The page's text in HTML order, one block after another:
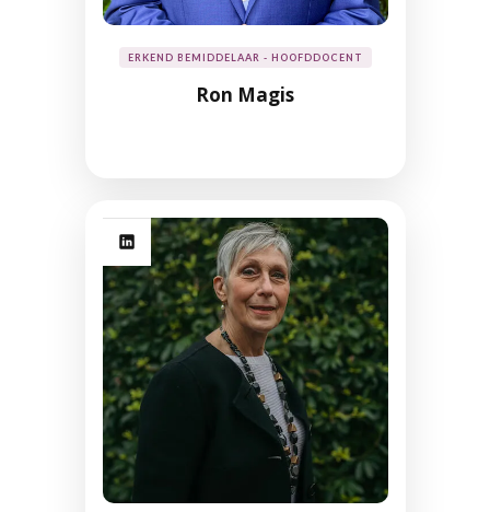
ERKEND BEMIDDELAAR - HOOFDDOCENT
Ron Magis